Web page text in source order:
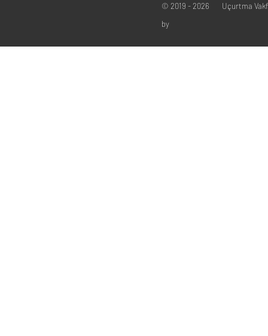
© 2019 - 2026
by
Uçurtma